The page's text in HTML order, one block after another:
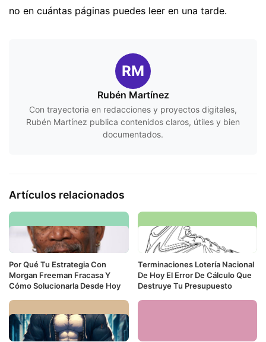
no en cuántas páginas puedes leer en una tarde.
RM
Rubén Martínez
Con trayectoria en redacciones y proyectos digitales,
Rubén Martínez publica contenidos claros, útiles y bien
documentados.
Artículos relacionados
Por Qué Tu Estrategia Con
Morgan Freeman Fracasa Y
Cómo Solucionarla Desde Hoy
Terminaciones Lotería Nacional
De Hoy El Error De Cálculo Que
Destruye Tu Presupuesto